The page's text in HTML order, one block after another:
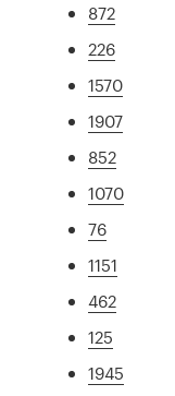
872
226
1570
1907
852
1070
76
1151
462
125
1945